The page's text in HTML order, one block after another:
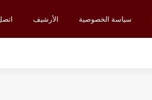
سياسة الخصوصية الأرشيف